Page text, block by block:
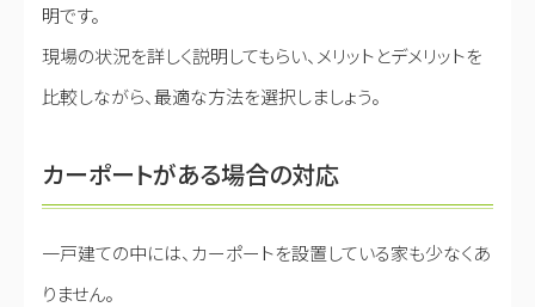
明です。
現場の状況を詳しく説明してもらい、メリットとデメリットを
比較しながら、最適な方法を選択しましょう。
カーポートがある場合の対応
一戸建ての中には、カーポートを設置している家も少なくあ
りません。